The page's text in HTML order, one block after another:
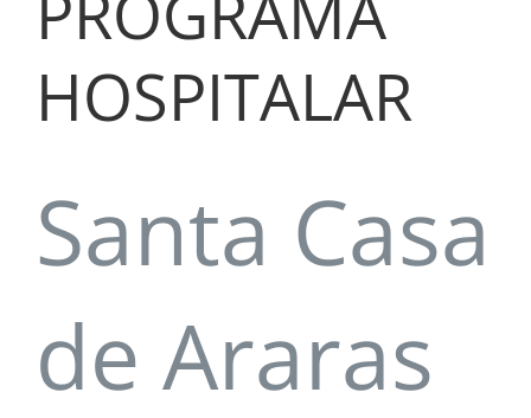
HOSPITALAR
Santa Casa
de Araras